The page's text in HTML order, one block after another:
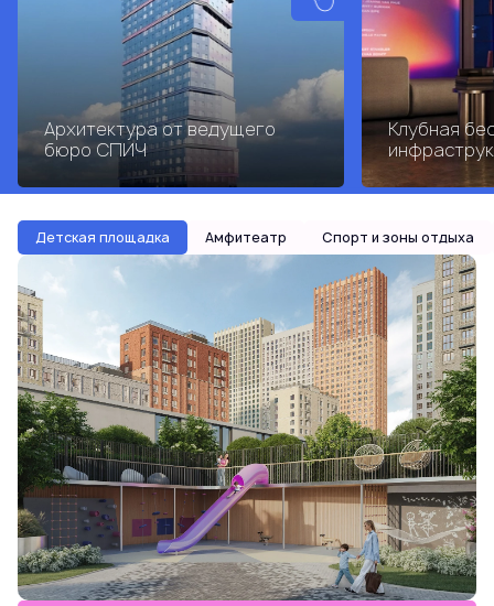
Архитектура от ведущего
бюро СПИЧ
Клубная
Детская площадка Амфитеатр Спорт и зоны отдыха